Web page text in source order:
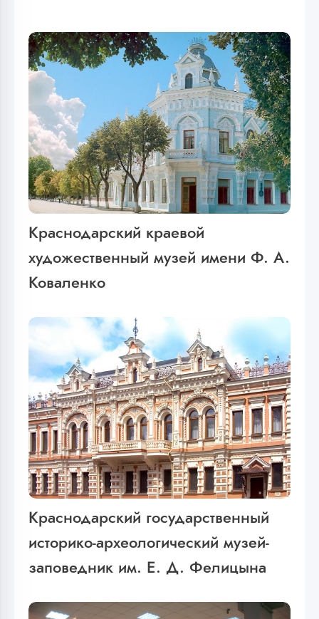
Краснодарский краевой
художественный музей имени Ф. А.
Коваленко
Краснодарский государственный
историко-археологический музей-
заповедник им. Е. Д. Фелицына